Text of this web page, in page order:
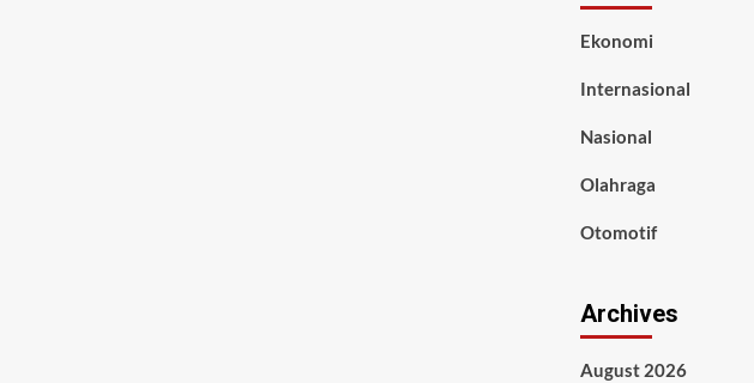
Ekonomi
Internasional
Nasional
Olahraga
Otomotif
Archives
August 2026